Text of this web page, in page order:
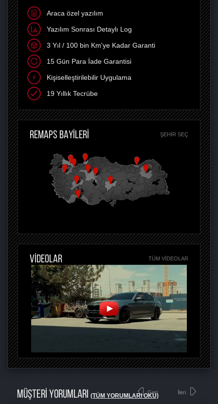
Araca özel yazılım
Yazılım Sonrası Detaylı Log
3 Yıl / 100 bin Km'ye Kadar Garanti
15 Gün Para İade Garantisi
Kişiselleştirilebilir Uygulama
19 Yıllık Tecrübe
REMAPS BAYİLERİ ŞEHIR SEÇ
VİDEOLAR TÜM VIDEOLAR
MÜŞTERİ YORUMLARI (TÜM YORUMLARI OKU)
Geri İleri